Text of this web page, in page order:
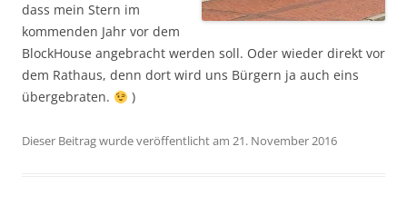
dass mein Stern im
kommenden Jahr vor dem
BlockHouse angebracht werden soll. Oder wieder direkt vor
dem Rathaus, denn dort wird uns Bürgern ja auch eins
übergebraten.
)
Dieser Beitrag wurde veröffentlicht am 21. November 2016